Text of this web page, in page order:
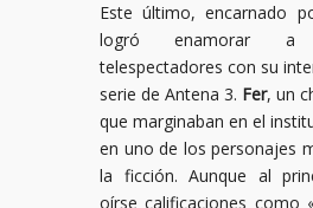
Este último, encarnado
logró enamorar
telespectadores con su
serie de Antena 3. Fer, un
que marginaban en el
en uno de los personajes
la ficción. Aunque al
oírse calificaciones como